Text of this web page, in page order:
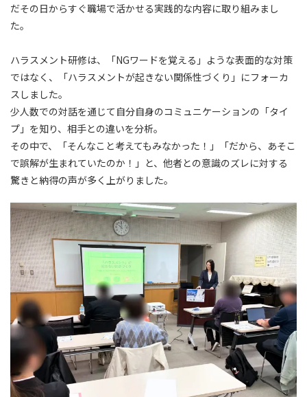
だその日からすぐ職場で活かせる実践的な内容に取り組みまし
た。
ハラスメント研修は、「NGワードを覚える」ような表面的な対策
ではなく、「ハラスメントが起きない関係性づくり」にフォーカ
スしました。
少人数での対話を通じて自分自身のコミュニケーションの「タイ
プ」を知り、相手との違いを分析。
その中で、「そんなこと考えてもみなかった！」「だから、あそこ
で誤解が生まれていたのか！」と、他者との意識のズレに対する
驚きと納得の声が多く上がりました。